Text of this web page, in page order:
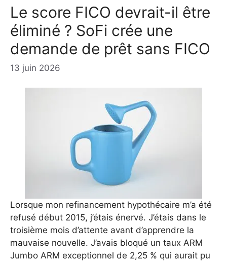
Le score FICO devrait-il être
éliminé ? SoFi crée une
demande de prêt sans FICO
13 juin 2026
Lorsque mon refinancement hypothécaire m’a été
refusé début 2015, j’étais énervé. J’étais dans le
troisième mois d’attente avant d’apprendre la
mauvaise nouvelle. J’avais bloqué un taux ARM
Jumbo ARM exceptionnel de 2,25 % qui aurait pu